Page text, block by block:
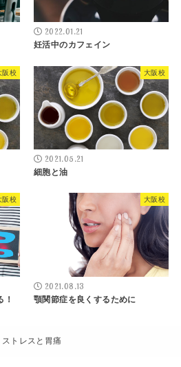
2022.01.21
妊活中のカフェイン
阪校 大阪校
2021.05.21
細胞と油
阪校 大阪校
2021.08.13
顎関節症を良くするために
ストレスと胃痛